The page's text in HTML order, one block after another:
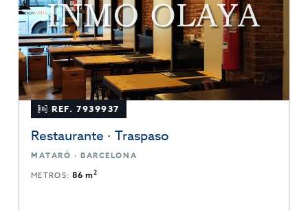
REF. 7939937
Restaurante · Traspaso
MATARÓ · BARCELONA
METROS:86 m2